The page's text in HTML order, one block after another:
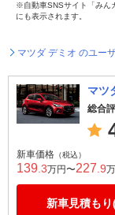
※自動車SNSサイト「みん
にも表示されます。
マツダ デミオ のユー
マツ
総合
新車価格 （税込）
139 .3万円〜227 .9
新車見積も